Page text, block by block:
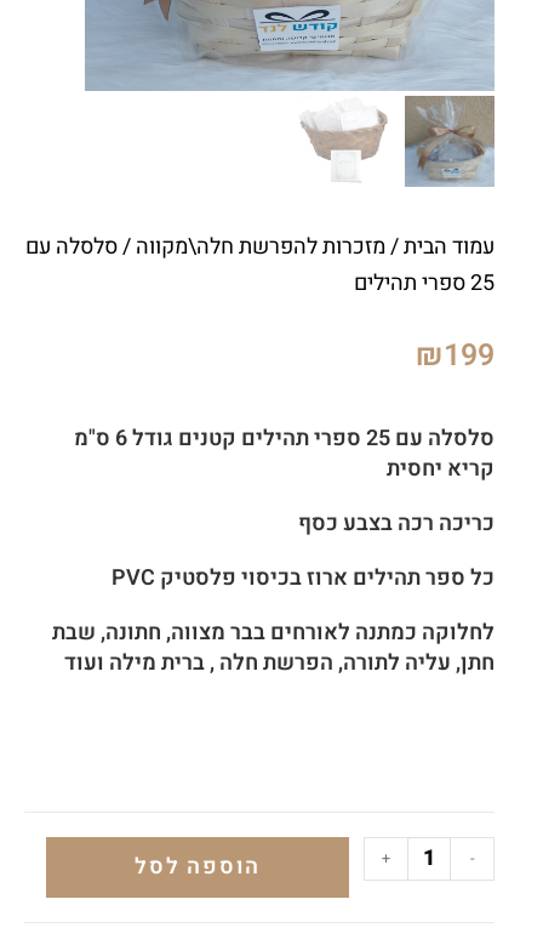
עמוד הבית/מזכרות להפרשת חלה\מקווה/ סלסלה עם
25 ספרי תהילים
₪199
סלסלה עם 25 ספרי תהילים קטנים גודל 6 ס"מ
קריא יחסית
כריכה רכה בצבע כסף
כל ספר תהילים ארוז בכיסוי פלסטיק PVC
לחלוקה כמתנה לאורחים בבר מצווה, חתונה, שבת
חתן, עליה לתורה, הפרשת חלה , ברית מילה ועוד
-
+ הוספה לסל